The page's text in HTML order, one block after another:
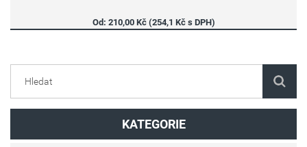
Od: 210,00 Kč (254,1 Kč s DPH)
KATEGORIE